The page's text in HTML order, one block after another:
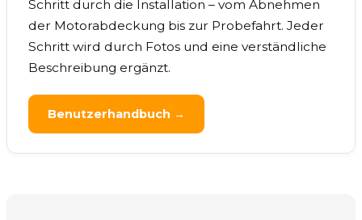
Schritt durch die Installation – vom Abnehmen
der Motorabdeckung bis zur Probefahrt. Jeder
Schritt wird durch Fotos und eine verständliche
Beschreibung ergänzt.
Benutzerhandbuch →